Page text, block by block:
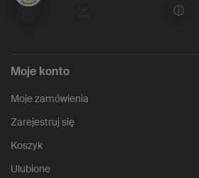
Moje konto
Moje zamówienia
Zarejestruj się
Koszyk
Ulubione